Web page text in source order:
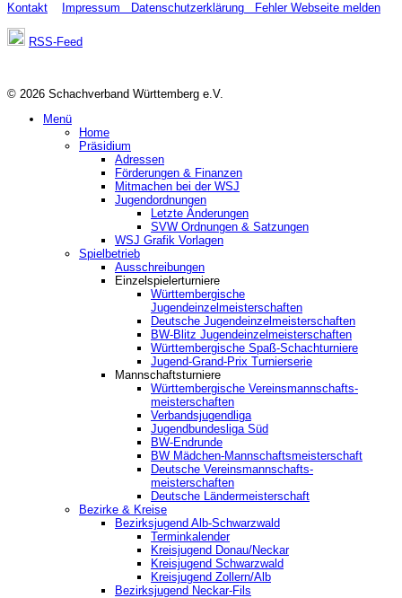
Kontakt Impressum Datenschutzerklärung Fehler Webseite melden
RSS-Feed
© 2026 Schachverband Württemberg e.V.
Menü
Home
Präsidium
Adressen
Förderungen & Finanzen
Mitmachen bei der WSJ
Jugendordnungen
Letzte Änderungen
SVW Ordnungen & Satzungen
WSJ Grafik Vorlagen
Spielbetrieb
Ausschreibungen
Einzelspielerturniere
Württembergische
Jugendeinzelmeisterschaften
Deutsche Jugendeinzelmeisterschaften
BW-Blitz Jugendeinzelmeisterschaften
Württembergische Spaß-Schachturniere
Jugend-Grand-Prix Turnierserie
Mannschaftsturniere
Württembergische Vereinsmannschafts-
meisterschaften
Verbandsjugendliga
Jugendbundesliga Süd
BW-Endrunde
BW Mädchen-Mannschaftsmeisterschaft
Deutsche Vereinsmannschafts-
meisterschaften
Deutsche Ländermeisterschaft
Bezirke & Kreise
Bezirksjugend Alb-Schwarzwald
Terminkalender
Kreisjugend Donau/Neckar
Kreisjugend Schwarzwald
Kreisjugend Zollern/Alb
Bezirksjugend Neckar-Fils